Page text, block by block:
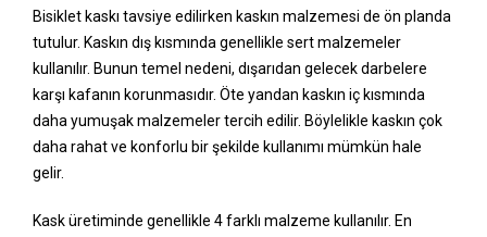
Bisiklet kaskı tavsiye edilirken kaskın malzemesi de ön planda
tutulur. Kaskın dış kısmında genellikle sert malzemeler
kullanılır. Bunun temel nedeni, dışarıdan gelecek darbelere
karşı kafanın korunmasıdır. Öte yandan kaskın iç kısmında
daha yumuşak malzemeler tercih edilir. Böylelikle kaskın çok
daha rahat ve konforlu bir şekilde kullanımı mümkün hale
gelir.
Kask üretiminde genellikle 4 farklı malzeme kullanılır. En